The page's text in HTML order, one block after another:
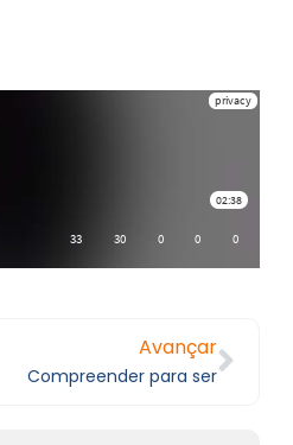
Avançar
Compreender para ser